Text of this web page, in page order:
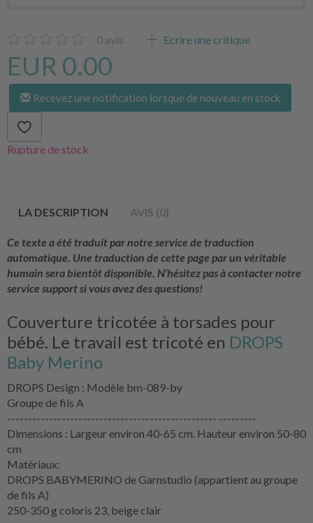
0 avis Ecrire une critique
EUR 0.00
Recevez une notification lorsque de nouveau en stock
Rupture de stock
LA DESCRIPTION AVIS (0)
Ce texte a été traduit par notre service de traduction
automatique. Une traduction de cette page par un véritable
humain sera bientôt disponible. N’hésitez pas à contacter notre
service support si vous avez des questions!
Couverture tricotée à torsades pour
bébé. Le travail est tricoté en DROPS
Baby Merino
DROPS Design : Modèle bm-089-by
Groupe de fils A
-------------------------------------------------- ---------
Dimensions : Largeur environ 40-65 cm. Hauteur environ 50-80
cm
Matériaux:
DROPS BABYMERINO de Garnstudio (appartient au groupe
de fils A)
250-350 g coloris 23, beige clair